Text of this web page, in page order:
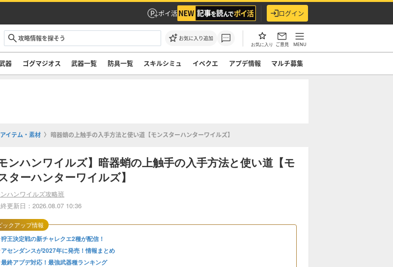
ポイ活 ログイン
お気に入り追加
お気に入り ご意見 MENU
器 ゴグマジオス 武器一覧 防具一覧 スキルシミュ イベクエ アプデ情報 マルチ募集
アイテム・素材 暗器蛸の上触手の入手方法と使い道【モンスターハンターワイルズ】
モンハンワイルズ】暗器蛸の上触手の入手方法と使い道【モ
ターハンターワイルズ】
ハンワイルズ攻略班
更新日：2026.08.07 10:36
狩王決定戦の新チャレクエ2種が配信！
アセンダンスが2027年に発売！情報まとめ
最終アプデ対応！最強武器種ランキング
ックアップ情報